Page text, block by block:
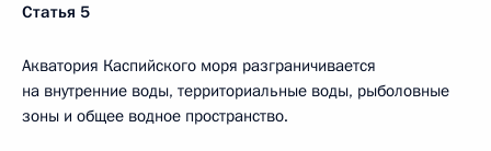
Статья 5
Акватория Каспийского моря разграничивается
на внутренние воды, территориальные воды, рыболовные
зоны и общее водное пространство.